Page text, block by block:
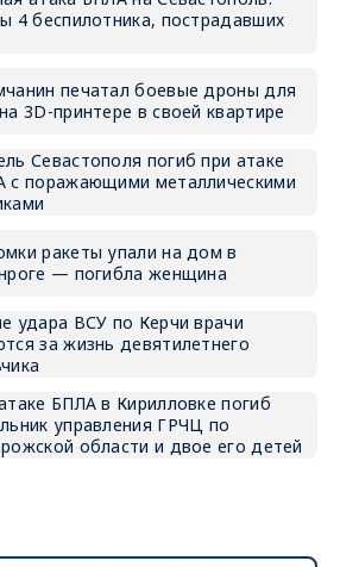
4 беспилотника, пострадавших
печатал боевые дроны для
3D-принтере в своей квартире
Севастополя погиб при атаке
с поражающими металлическими
ракеты упали на дом в
— погибла женщина
удара ВСУ по Керчи врачи
за жизнь девятилетнего
БПЛА в Кирилловке погиб
управления ГРЧЦ по
области и двое его детей